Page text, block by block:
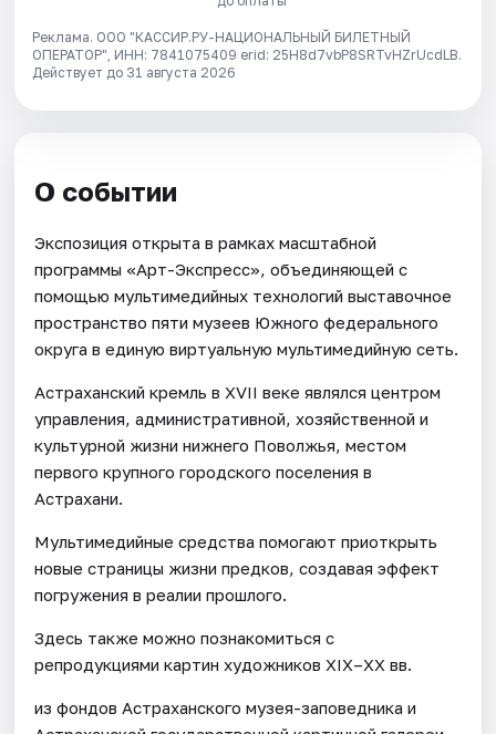
Реклама. ООО "КАССИР.РУ-НАЦИОНАЛЬНЫЙ БИЛЕТНЫЙ
ОПЕРАТОР", ИНН: 7841075409 erid: 25H8d7vbP8SRTvHZrUcdLB.
Действует до 31 августа 2026
О событии
Экспозиция открыта в рамках масштабной
программы «Арт-Экспресс», объединяющей с
помощью мультимедийных технологий выставочное
пространство пяти музеев Южного федерального
округа в единую виртуальную мультимедийную сеть.
Астраханский кремль в XVII веке являлся центром
управления, административной, хозяйственной и
культурной жизни нижнего Поволжья, местом
первого крупного городского поселения в
Астрахани.
Мультимедийные средства помогают приоткрыть
новые страницы жизни предков, создавая эффект
погружения в реалии прошлого.
Здесь также можно познакомиться с
репродукциями картин художников XIX–XX вв.
из фондов Астраханского музея-заповедника и